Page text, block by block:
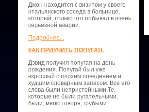
Джон находится с визитом у своего
итальянского соседа в больнице,
который, только что побывал в очень
серьезной аварии.
Подробнее...
КАК ПРИУЧИТЬ ПОПУГАЯ.
Дэвид получил попугая на день
рождения. Попугай был уже
взрослый с плохим поведением и
худшим словарным запасом. Все его
слова были непристойными.Те,
которые не были ругательными,
были, мягко говоря, грубыми.